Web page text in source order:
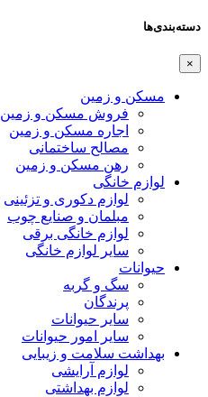
دسته‌بندی‌ها
×
مسکن و زمین
فروش مسکن و زمین
اجاره مسکن و زمین
مصالح ساختمانی
رهن مسکن و زمین
لوازم خانگی
لوازم دکوری و تزئینی
مبلمان و صنایع چوب
لوازم خانگی برقی
سایر لوازم خانگی
حیوانات
سگ و گربه
پرندگان
سایر حیوانات
سایر امور حیوانات
بهداشت سلامت و زیبایی
لوازم آرایشی
لوازم بهداشتی